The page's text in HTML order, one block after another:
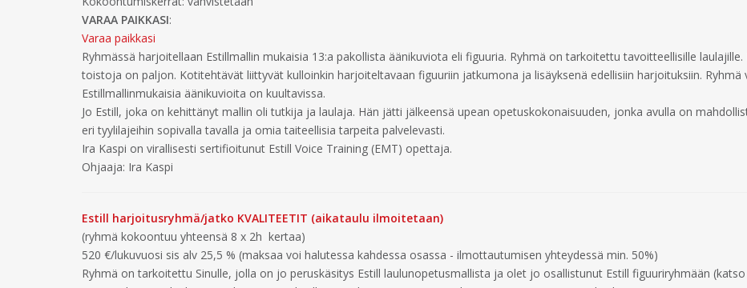
VARAA PAIKKASI:
Varaa paikkasi
Ryhmässä harjoitellaan Estillmallin mukaisia 13:a pakollista äänikuviota eli figuuria. Ryhmä on tarkoitettu tavoitteellisille
toistoja on paljon. Kotitehtävät liittyvät kulloinkin harjoiteltavaan figuuriin jatkumona ja lisäyksenä edellisiin harjoituksiin.
Estillmallinmukaisia äänikuvioita on kuultavissa.
Jo Estill, joka on kehittänyt mallin oli tutkija ja laulaja. Hän jätti jälkeensä upean opetuskokonaisuuden, jonka avulla on
eri tyylilajeihin sopivalla tavalla ja omia taiteellisia tarpeita palvelevasti.
Ira Kaspi on virallisesti sertifioitunut Estill Voice Training (EMT) opettaja.
Ohjaaja: Ira Kaspi
Estill harjoitusryhmä/jatko KVALITEETIT (aikataulu ilmoitetaan)
(ryhmä kokoontuu yhteensä 8 x 2h kertaa)
520 €/lukuvuosi sis alv 25,5 % (maksaa voi halutessa kahdessa osassa - ilmottautumisen yhteydessä min. 50%)
Ryhmä on tarkoitettu Sinulle, jolla on jo peruskäsitys Estill laulunopetusmallista ja olet jo osallistunut Estill figuuriryhmään